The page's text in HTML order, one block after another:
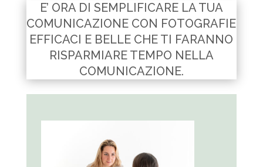
E’ ORA DI SEMPLIFICARE LA TUA
COMUNICAZIONE CON FOTOGRAFIE
EFFICACI E BELLE CHE TI FARANNO
RISPARMIARE TEMPO NELLA
COMUNICAZIONE.